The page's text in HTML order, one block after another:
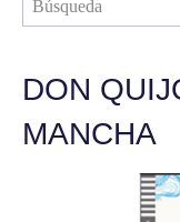
DON
MANCHA